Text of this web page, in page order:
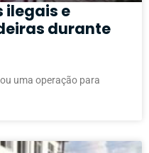
ilegais e
durante
uma operação para